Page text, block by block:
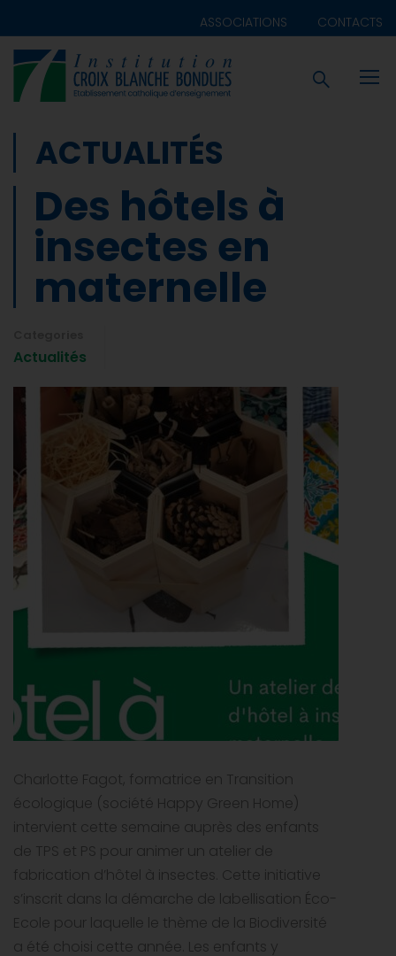
ASSOCIATIONS CONTACTS
ACTUALITÉS
Des hôtels à
insectes en
maternelle
Actualités
Charlotte Fagot, formatrice en Transition
écologique (société Happy Green Home)
intervient cette semaine auprès des enfants
de TPS et PS pour animer un atelier de
fabrication d’hôtel à insectes. Cette initiative
s’inscrit dans la démarche de labellisation Éco-
Ecole pour laquelle le thème de la Biodiversité
a été choisi cette année. Les enfants y